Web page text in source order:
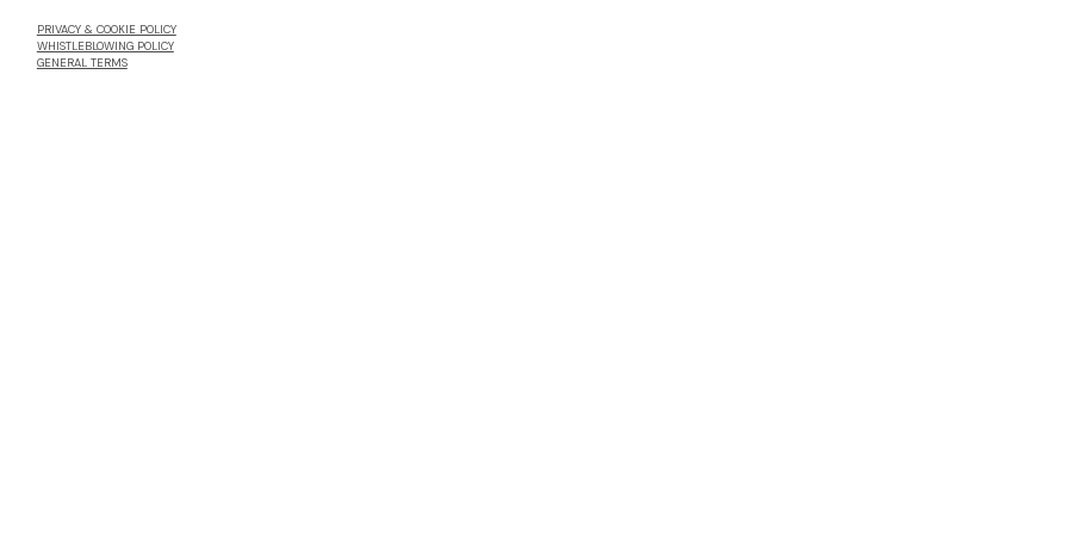
PRIVACY & COOKIE POLICY
WHISTLEBLOWING POLICY
GENERAL TERMS